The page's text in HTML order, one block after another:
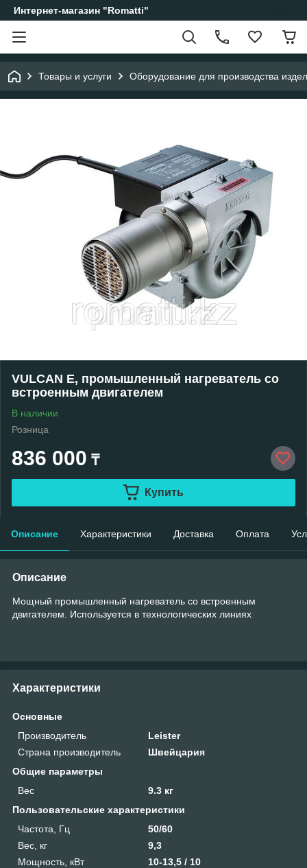
Интернет-магазин "Romatti"
Товары и услуги Оборудование для производства
VULCAN E, промышленный нагреватель со
встроенным двигателем
В наличии
Розница
836 000 ₸
Купить
Описание Характеристики Доставка Оплата
Описание
Мощный промышленный нагреватель со встроенным
двигателем. Используется в технологических линиях
Характеристики
Основные
Производитель
Leister
Страна производитель
Швейцария
Общие параметры
Вес
9.3 кг
Пользовательские характеристики
Частота, Гц
50/60
Вес, кг
9,3
Мощность, кВт
10-13,5 / 10